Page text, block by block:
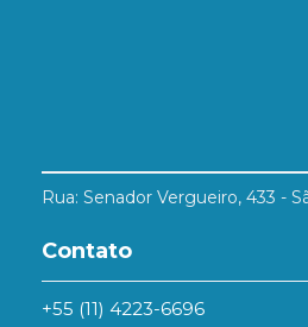
Rua: Senador Vergueiro, 433 -
Contato
+55 (11) 4223-6696